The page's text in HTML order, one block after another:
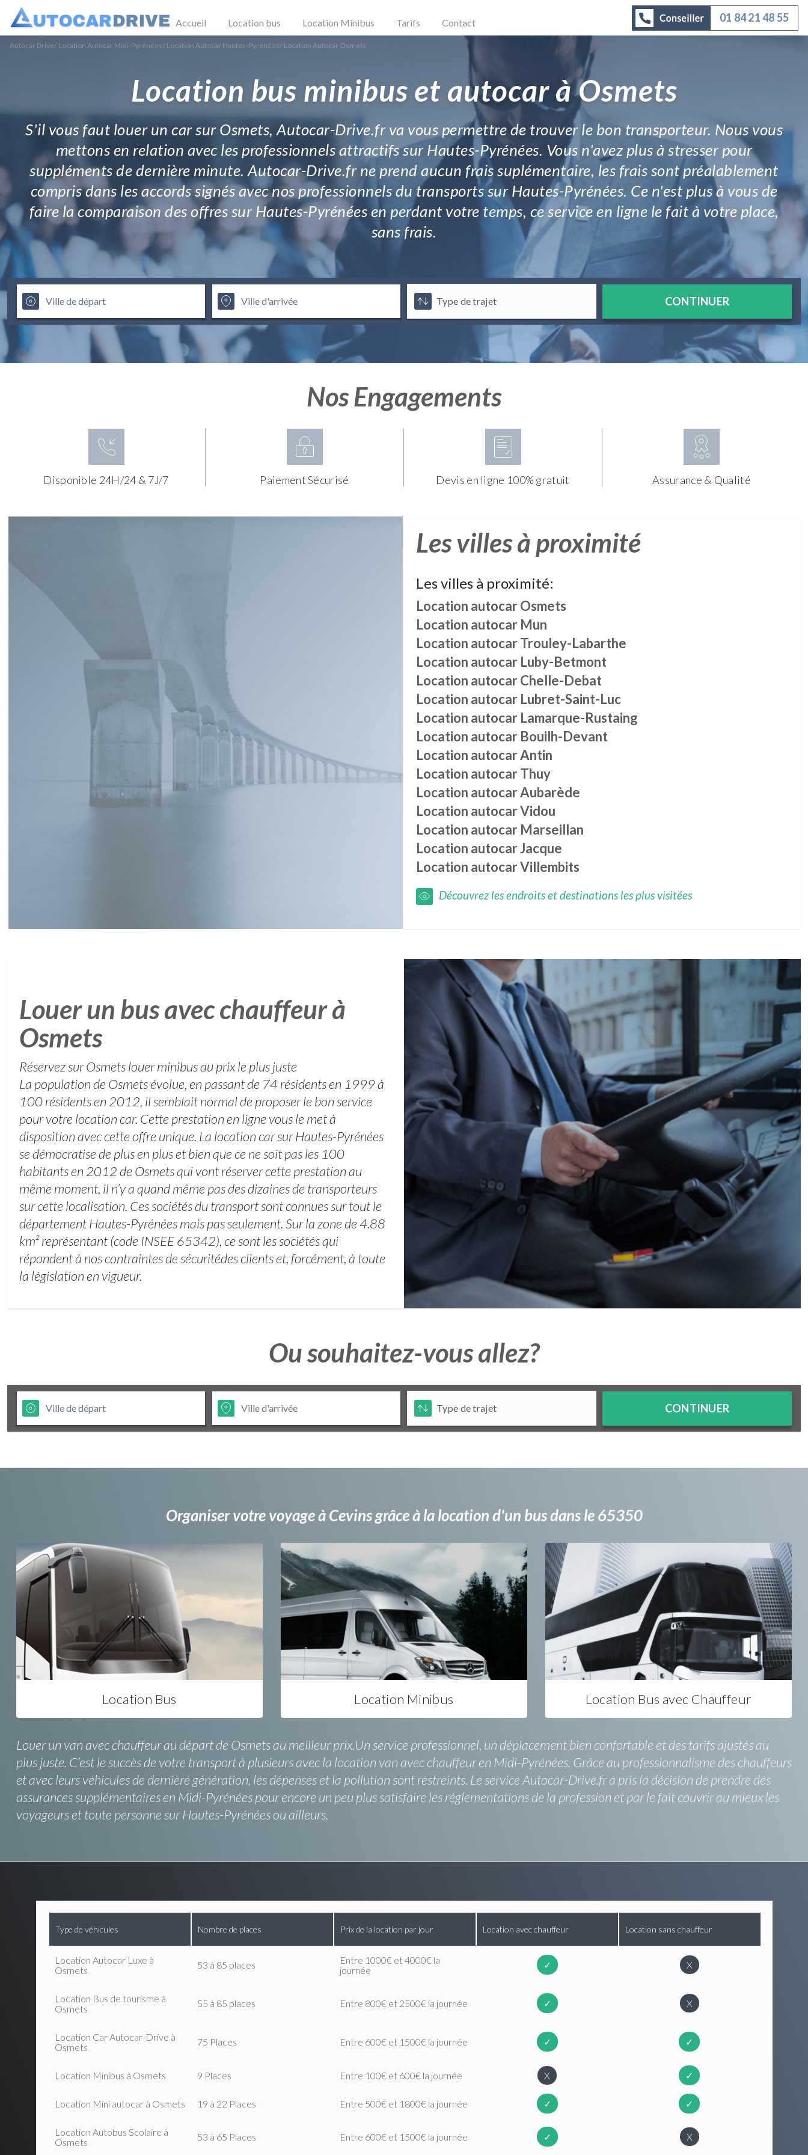
Accueil Location bus Location Minibus Tarifs Contact 01 84 21 48 55
Autocar Drive/ Location Autocar Midi-Pyrénées/ Location Autocar Hautes-Pyrénées/ Location Autocar Osmets
Location bus minibus et autocar à Osmets
S'il vous faut louer un car sur Osmets, Autocar-Drive.fr va vous permettre de trouver le bon transporteur. Nous vous
mettons en relation avec les professionnels attractifs sur Hautes-Pyrénées. Vous n'avez plus à stresser pour
suppléments de dernière minute. Autocar-Drive.fr ne prend aucun frais suplémentaire, les frais sont préalablement
compris dans les accords signés avec nos professionnels du transports sur Hautes-Pyrénées. Ce n'est plus à vous de
faire la comparaison des offres sur Hautes-Pyrénées en perdant votre temps, ce service en ligne le fait à votre place,
sans frais.
CONTINUER
Nos Engagements
Disponible 24H/24 & 7J/7 Paiement Sécurisé Devis en ligne 100% gratuit Assurance & Qualité
Les villes à proximité
Les villes à proximité:
Location autocarOsmets
Location autocar Mun
Location autocarTrouley-Labarthe
Location autocar Luby-Betmont
Location autocarChelle-Debat
Location autocar Lubret-Saint-Luc
Location autocar Lamarque-Rustaing
Location autocar Bouilh-Devant
Location autocarAntin
Location autocarThuy
Location autocarAubarède
Location autocarVidou
Location autocar Marseillan
Location autocarJacque
Location autocarVillembits
Découvrez les endroits et destinations les plus visitées
Louer un bus avec chauffeur à
Osmets
Réservez sur Osmets louer minibus au prix le plus juste
La population de Osmets évolue, en passant de 74 résidents en 1999 à
100 résidents en 2012, il semblait normal de proposer le bon service
pour votre location car. Cette prestation en ligne vous le met à
disposition avec cette offre unique. La location car sur Hautes-Pyrénées
se démocratise de plus en plus et bien que ce ne soit pas les 100
habitants en 2012 de Osmets qui vont réserver cette prestation au
même moment, il n’y a quand même pas des dizaines de transporteurs
sur cette localisation. Ces sociétés du transport sont connues sur tout le
département Hautes-Pyrénées mais pas seulement. Sur la zone de 4.88
km² représentant (code INSEE 65342), ce sont les sociétés qui
répondent à nos contraintes de sécuritédes clients et, forcément, à toute
la législation en vigueur.
Ou souhaitez-vous allez?
CONTINUER
Organiser votre voyage à Cevins grâce à la location d'un bus dans le 65350
Location Bus Location Minibus Location Bus avec Chauffeur
Louer un van avec chauffeur au départ de Osmets au meilleur prix.Un service professionnel, un déplacement bien confortable et des tarifs ajustés au
plus juste. C’est le succès de votre transport à plusieurs avec la location van avec chauffeur en Midi-Pyrénées. Grâce au professionnalisme des chauffeurs
et avec leurs véhicules de dernière génération, les dépenses et la pollution sont restreints. Le service Autocar-Drive.fr a pris la décision de prendre des
assurances supplémentaires en Midi-Pyrénées pour encore un peu plus satisfaire les réglementations de la profession et par le fait couvrir au mieux les
voyageurs et toute personne sur Hautes-Pyrénées ou ailleurs.
Type de véhicules Nombre de places Prix de la location par jour Location avec chauffeur Location sans chauffeur
Location Autocar Luxe à
Osmets
53 à 85 places
Entre 1000€ et 4000€ la
journée
✓ X
Location Bus de tourisme à
Osmets
55 à 85 places Entre 800€ et 2500€ la journée ✓ X
Location Car Autocar-Drive à
Osmets
75 Places Entre 600€ et 1500€ la journée ✓ ✓
Location Minibus à Osmets 9 Places Entre 100€ et 600€ la journée X ✓
Location Mini autocar à Osmets 19 à 22 Places Entre 500€ et 1800€ la journée ✓ ✓
Location Autobus Scolaire à
Osmets
53 à 65 Places Entre 600€ et 1500€ la journée ✓ X